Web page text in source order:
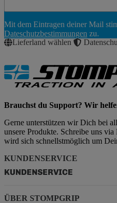
Abonnieren
Mit dem Eintragen deiner Mail
Dateschutzbestimmungen zu.
Lieferland wählen
Brauchst du Support? Wir
Gerne unterstützen wir Dich bei
unsere Produkte. Schreibe uns
wird sich schnellstmöglich um
KUNDENSERVICE
KUNDENSERVICE
ÜBER STOMPGRIP